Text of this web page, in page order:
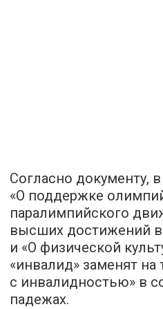
Согласно документу,
«О поддержке
паралимпийского
высших достижений в
и «О физической
«инвалид» заменят на
с инвалидностью» в
падежах.